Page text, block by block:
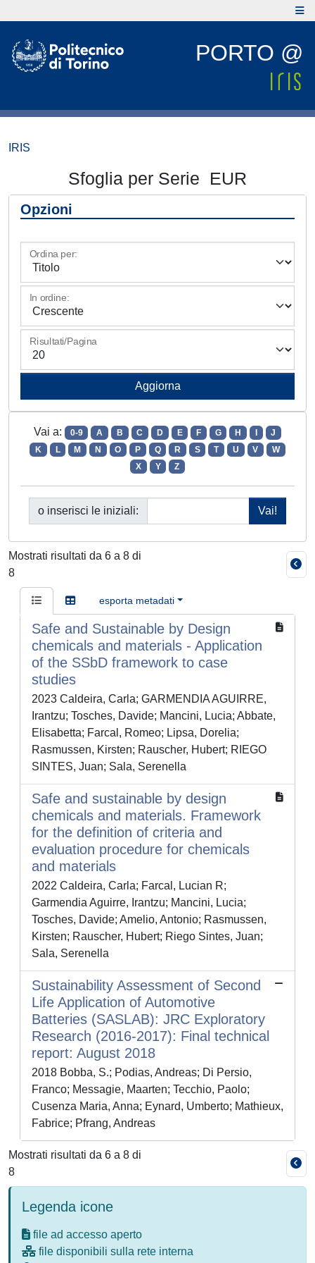
PORTO @
IRIS
Sfoglia per Serie EUR
Opzioni
Ordina per:
In ordine:
Risultati/Pagina
Vai a: 0-9 A B C D E F G H
J
K
L M N O P Q R S T U V
W
X
Y Z
o inserisci le iniziali:
Mostrati risultati da 6 a 8 di
8
esporta metadati
Safe and Sustainable by Design
chemicals and materials - Application
of the SSbD framework to case
studies
2023 Caldeira, Carla; GARMENDIA AGUIRRE,
Irantzu; Tosches, Davide; Mancini, Lucia; Abbate,
Elisabetta; Farcal, Romeo; Lipsa, Dorelia;
Rasmussen, Kirsten; Rauscher, Hubert; RIEGO
SINTES, Juan; Sala, Serenella
Safe and sustainable by design
chemicals and materials. Framework
for the definition of criteria and
evaluation procedure for chemicals
and materials
2022 Caldeira, Carla; Farcal, Lucian R;
Garmendia Aguirre, Irantzu; Mancini, Lucia;
Tosches, Davide; Amelio, Antonio; Rasmussen,
Kirsten; Rauscher, Hubert; Riego Sintes, Juan;
Sala, Serenella
Sustainability Assessment of Second
Life Application of Automotive
Batteries (SASLAB): JRC Exploratory
Research (2016-2017): Final technical
report: August 2018
2018 Bobba, S.; Podias, Andreas; Di Persio,
Franco; Messagie, Maarten; Tecchio, Paolo;
Cusenza Maria, Anna; Eynard, Umberto; Mathieux,
Fabrice; Pfrang, Andreas
Mostrati risultati da 6 a 8 di
8
Legenda icone
file ad accesso aperto
file disponibili sulla rete interna